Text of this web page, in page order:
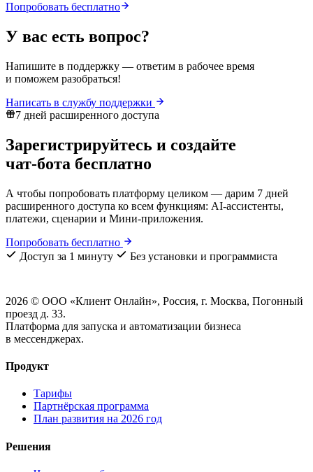
Попробовать бесплатно
У вас есть вопрос?
Напишите в поддержку — ответим в рабочее время
и поможем разобраться!
Написать в службу поддержки
7 дней расширенного доступа
Зарегистрируйтесь и создайте
чат-бота бесплатно
А чтобы попробовать платформу целиком — дарим 7 дней
расширенного доступа ко всем функциям: AI-ассистенты,
платежи, сценарии и Мини-приложения.
Попробовать бесплатно
Доступ за 1 минуту
Без установки и программиста
2026 © ООО «Клиент Онлайн», Россия, г. Москва, Погонный
проезд д. 33.
Платформа для запуска и автоматизации бизнеса
в мессенджерах.
Продукт
Тарифы
Партнёрская программа
План развития на 2026 год
Решения